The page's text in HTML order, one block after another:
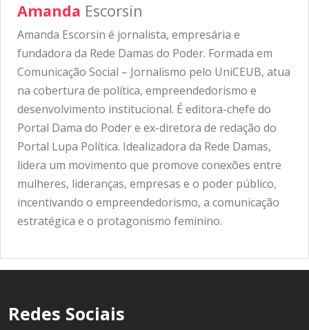
Amanda Escorsin
Amanda Escorsin é jornalista, empresária e
fundadora da Rede Damas do Poder. Formada em
Comunicação Social – Jornalismo pelo UniCEUB, atua
na cobertura de política, empreendedorismo e
desenvolvimento institucional. É editora-chefe do
Portal Dama do Poder e ex-diretora de redação do
Portal Lupa Política. Idealizadora da Rede Damas,
lidera um movimento que promove conexões entre
mulheres, lideranças, empresas e o poder público,
incentivando o empreendedorismo, a comunicação
estratégica e o protagonismo feminino.
Redes Sociais